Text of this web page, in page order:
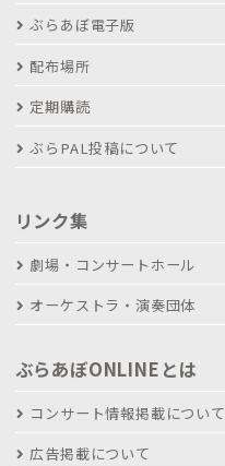
ぶらあぼ電子版
配布場所
定期購読
ぶらPAL投稿について
リンク集
劇場・コンサートホール
オーケストラ・演奏団体
ぶらあぼONLINEとは
コンサート情報掲載について
広告掲載について